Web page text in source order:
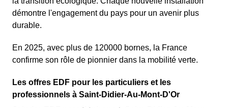
démontre l'engagement du pays pour un avenir plus
durable.
En 2025, avec plus de 120000 bornes, la France
confirme son rôle de pionnier dans la mobilité verte.
Les offres EDF pour les particuliers et les
professionnels à Saint-Didier-Au-Mont-D'Or